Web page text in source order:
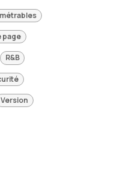
page
R&B
Version